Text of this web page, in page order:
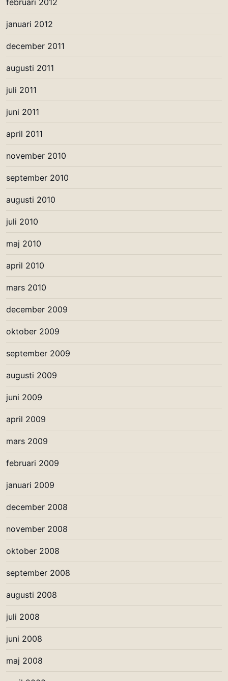
februari 2012
januari 2012
december 2011
augusti 2011
juli 2011
juni 2011
april 2011
november 2010
september 2010
augusti 2010
juli 2010
maj 2010
april 2010
mars 2010
december 2009
oktober 2009
september 2009
augusti 2009
juni 2009
april 2009
mars 2009
februari 2009
januari 2009
december 2008
november 2008
oktober 2008
september 2008
augusti 2008
juli 2008
juni 2008
maj 2008